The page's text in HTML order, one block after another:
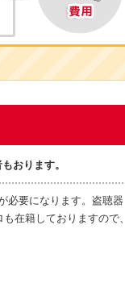
おります。
必要になります。盗聴器
在籍しておりますので、